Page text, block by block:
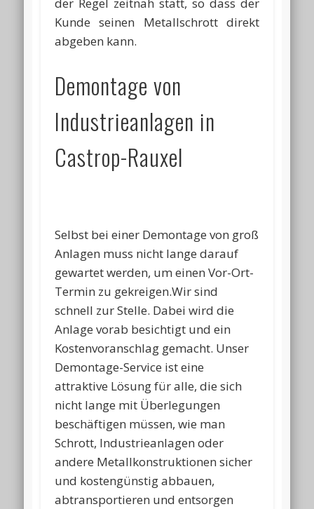
Kunde seinen Metallschrott direkt
abgeben kann.
Demontage von
Industrieanlagen in
Castrop-Rauxel
Selbst bei einer Demontage von groß
Anlagen muss nicht lange darauf
gewartet werden, um einen Vor-Ort-
Termin zu gekreigen.Wir sind
schnell zur Stelle. Dabei wird die
Anlage vorab besichtigt und ein
Kostenvoranschlag gemacht. Unser
Demontage-Service ist eine
attraktive Lösung für alle, die sich
nicht lange mit Überlegungen
beschäftigen müssen, wie man
Schrott, Industrieanlagen oder
andere Metallkonstruktionen sicher
und kostengünstig abbauen,
abtransportieren und entsorgen